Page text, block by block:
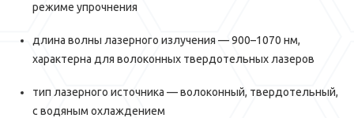
режиме упрочнения
длина волны лазерного излучения — 900–1070 нм,
характерна для волоконных твердотельных лазеров
тип лазерного источника — волоконный, твердотельный,
с водяным охлаждением